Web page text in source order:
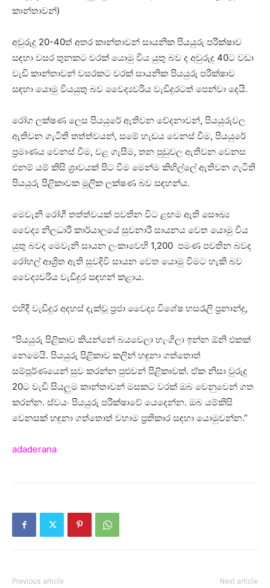
කාන්තාවන්)
අවුරුදු 20-40ත් අතර කාන්තාවන් සායනික පියයුරු පරීක්ෂාව
සඳහා වසර තුනකට වරක් යොමු විය යුතු බව ද අවුරුදු 40ට වඩා
වැඩි කාන්තාවන් වසරකට වරක් සායනික පියයුරු පරීක්ෂාව
සඳහා යොමු වියයුතු බව වෛද්‍යවරිය වැඩිදුරටත් පෙන්වා දෙයි.
රෝග ලක්ෂණ ලෙස පියයුරේ ඇතිවන වේදනාවන්, පියයුරුවල
ඇතිවන ගැටිති තත්ත්වයන්, සමේ හැඩය වෙනස් වීම, පියයුරේ
ප්‍රමාණය වෙනස් වීම, වළ ගැසීම, තන පුඩුවල ඇතිවන වෙනස
එනම් යම් කිසි ශ්‍රාවයක් පිට වීම මෙන්ම කිහිල්ලේ ඇතිවන ගැටිති
පියයුරු පිළිකාවක මූලික ලක්ෂණ බව සඳහන්ය.
මෙවැනි රෝගී තත්ත්වයක් පවතින විට ළඟම ඇති සෞඛ්‍ය
වෛද්‍ය නිලධාරී කාර්යාලයේ සුවනාරී සායනය වෙත යොමු විය
යුතු බවද මෙවැනි සායන ලංකාවෙහි 1,200 පමණ පවතින බවද
රෝහල් ආශ්‍රිත ඇති සුවදිවි සායන වෙත යොමු වීමට හැකි බව
වෛද්‍යවරිය වැඩිදුර සඳහන් කළාය.
එහිදී වැඩිදුර අදහස් දැක්වූ ප්‍රජා වෛද්‍ය විශේෂ හසරැලි ප්‍රනාන්දු,
“පියයුරු පිළිකාව කියන්නේ බයවෙලා හැංගිලා ඉන්න ඕනි එකක්
නෙමෙයි. පියයුරු පිළිකාව කලින් හඳුනා ගත්තොත්
සම්පූර්ණයෙන් සුව කරන්න පුළුවන් පිළිකාවක්. ඒක නිසා වුරුදු
20ට වැඩි සියලුම කාන්තාවන් මසකට වරක් ඔබ වෙනුවෙන් ගත
කරන්න. ස්වයං පියයුරු පරීක්ෂාවේ යෙදෙන්න. ඔබ යම්කිසි
වෙනසක් හඳුනා ගත්තොත් වහාම ප්‍රතිකාර සඳහා යොමුවන්න.”
adaderana
Previous article Next article